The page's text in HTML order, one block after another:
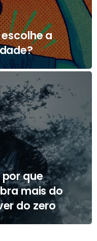
a
por que
mais do
do zero